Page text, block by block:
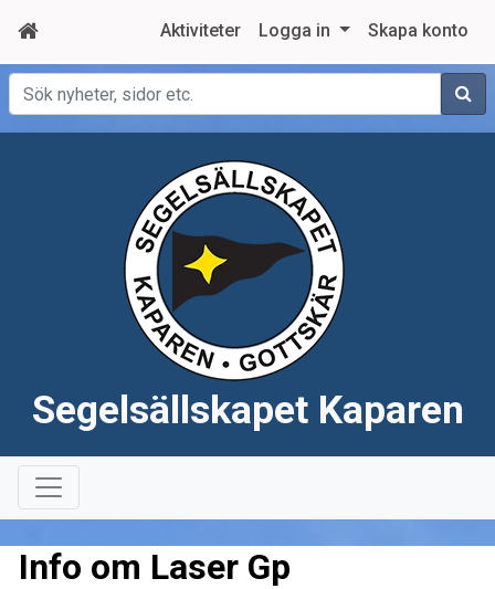
Aktiviteter Logga in Skapa konto
Sök
Segelsällskapet Kaparen
Info om Laser Gp